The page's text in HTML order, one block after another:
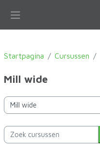
Startpagina Cursussen
Mill wide
Cursuscategorieën
Zoek cursussen